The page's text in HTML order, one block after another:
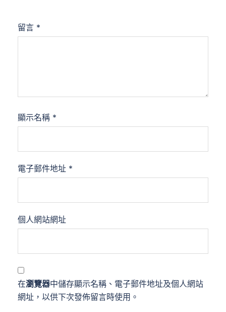
留言 *
顯示名稱 *
電子郵件地址 *
個人網站網址
在瀏覽器中儲存顯示名稱、電子郵件地址及個人網站
網址，以供下次發佈留言時使用。